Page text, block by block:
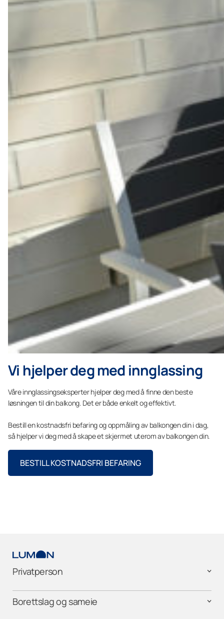
Vi hjelper deg med innglassing
Våre innglassingseksperter hjelper deg med å finne den beste
løsningen til din balkong. Det er både enkelt og effektivt.
Bestill en kostnadsfri befaring og oppmåling av balkongen din i dag,
så hjelper vi deg med å skape et skjermet uterom av balkongen din.
BESTILL KOSTNADSFRI BEFARING
Privatperson
Borettslag og sameie